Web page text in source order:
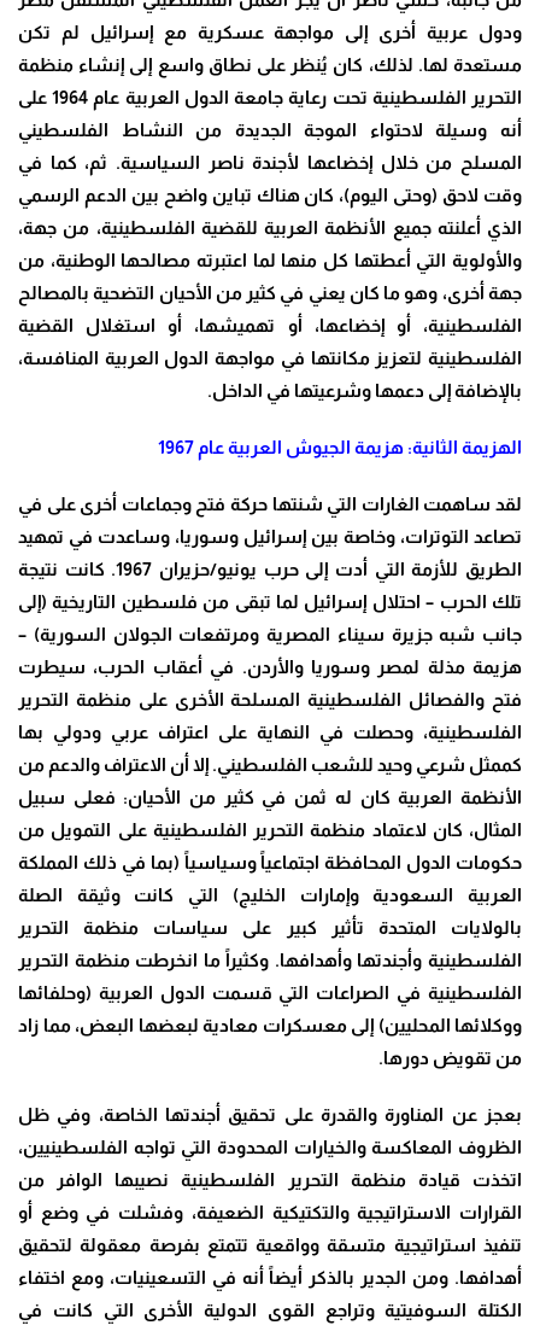
ودول عربية أخرى إلى مواجهة عسكرية مع إسرائيل لم تكن
مستعدة لها. لذلك، كان يُنظر على نطاق واسع إلى إنشاء منظمة
التحرير الفلسطينية تحت رعاية جامعة الدول العربية عام 1964 على
أنه وسيلة لاحتواء الموجة الجديدة من النشاط الفلسطيني
المسلح من خلال إخضاعها لأجندة ناصر السياسية. ثم، كما في
وقت لاحق (وحتى اليوم)، كان هناك تباين واضح بين الدعم الرسمي
الذي أعلنته جميع الأنظمة العربية للقضية الفلسطينية، من جهة،
والأولوية التي أعطتها كل منها لما اعتبرته مصالحها الوطنية، من
جهة أخرى، وهو ما كان يعني في كثير من الأحيان التضحية بالمصالح
الفلسطينية، أو إخضاعها، أو تهميشها، أو استغلال القضية
الفلسطينية لتعزيز مكانتها في مواجهة الدول العربية المنافسة،
بالإضافة إلى دعمها وشرعيتها في الداخل.
الهزيمة الثانية: هزيمة الجيوش العربية عام 1967
لقد ساهمت الغارات التي شنتها حركة فتح وجماعات أخرى على في
تصاعد التوترات، وخاصة بين إسرائيل وسوريا، وساعدت في تمهيد
الطريق للأزمة التي أدت إلى حرب يونيو/حزيران 1967. كانت نتيجة
تلك الحرب – احتلال إسرائيل لما تبقى من فلسطين التاريخية (إلى
جانب شبه جزيرة سيناء المصرية ومرتفعات الجولان السورية) –
هزيمة مذلة لمصر وسوريا والأردن. في أعقاب الحرب، سيطرت
فتح والفصائل الفلسطينية المسلحة الأخرى على منظمة التحرير
الفلسطينية، وحصلت في النهاية على اعتراف عربي ودولي بها
كممثل شرعي وحيد للشعب الفلسطيني. إلا أن الاعتراف والدعم من
الأنظمة العربية كان له ثمن في كثير من الأحيان: فعلى سبيل
المثال، كان لاعتماد منظمة التحرير الفلسطينية على التمويل من
حكومات الدول المحافظة اجتماعياً وسياسياً (بما في ذلك المملكة
العربية السعودية وإمارات الخليج) التي كانت وثيقة الصلة
بالولايات المتحدة تأثير كبير على سياسات منظمة التحرير
الفلسطينية وأجندتها وأهدافها. وكثيراً ما انخرطت منظمة التحرير
الفلسطينية في الصراعات التي قسمت الدول العربية (وحلفائها
ووكلائها المحليين) إلى معسكرات معادية لبعضها البعض، مما زاد
من تقويض دورها.
بعجز عن المناورة والقدرة على تحقيق أجندتها الخاصة، وفي ظل
الظروف المعاكسة والخيارات المحدودة التي تواجه الفلسطينيين،
اتخذت قيادة منظمة التحرير الفلسطينية نصيبها الوافر من
القرارات الاستراتيجية والتكتيكية الضعيفة، وفشلت في وضع أو
تنفيذ استراتيجية متسقة وواقعية تتمتع بفرصة معقولة لتحقيق
أهدافها. ومن الجدير بالذكر أيضاً أنه في التسعينيات، ومع اختفاء
الكتلة السوفيتية وتراجع القوى الدولية الأخرى التي كانت في